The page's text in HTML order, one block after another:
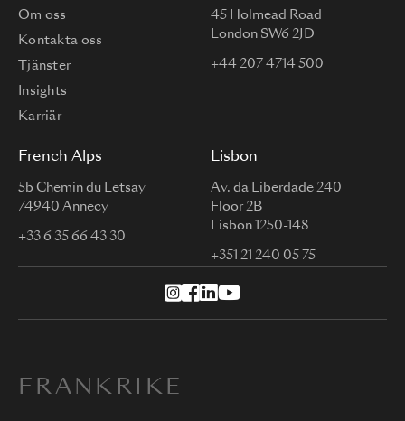
Om oss
Kontakta oss
Tjänster
Insights
Karriär
45 Holmead Road
London SW6 2JD
+44 207 4714 500
French Alps
5b Chemin du Letsay
74940 Annecy
+33 6 35 66 43 30
Lisbon
Av. da Liberdade 240
Floor 2B
Lisbon 1250-148
+351 21 240 05 75
FRANKRIKE